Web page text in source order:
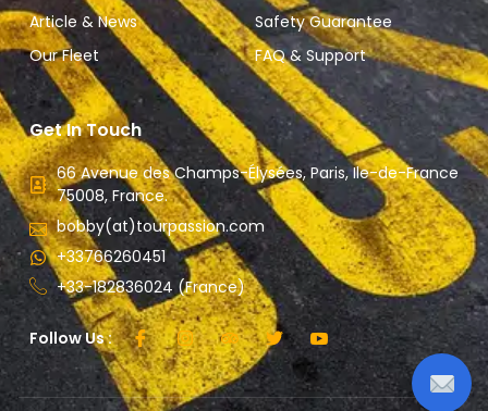
Article & News
Our Fleet
Safety Guarantee
FAQ & Support
Get In Touch
66 Avenue des Champs-Élysées, Paris, Ile-de-France
75008, France.
bobby(at)tourpassion.com
+33766260451
+33-182836024 (France)
Follow Us :